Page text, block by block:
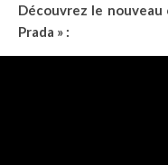
Découvrez le nouveau
Prada » :